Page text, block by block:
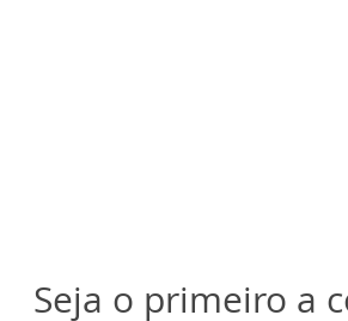
Seja o primeiro a